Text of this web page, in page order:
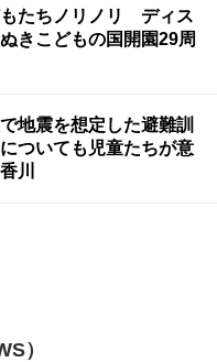
たちノリノリ ディス
きこどもの国開園29周
地震を想定した避難訓
ついても児童たちが意
川
）